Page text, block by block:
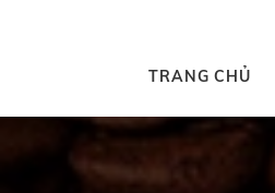
TRANG CHỦ